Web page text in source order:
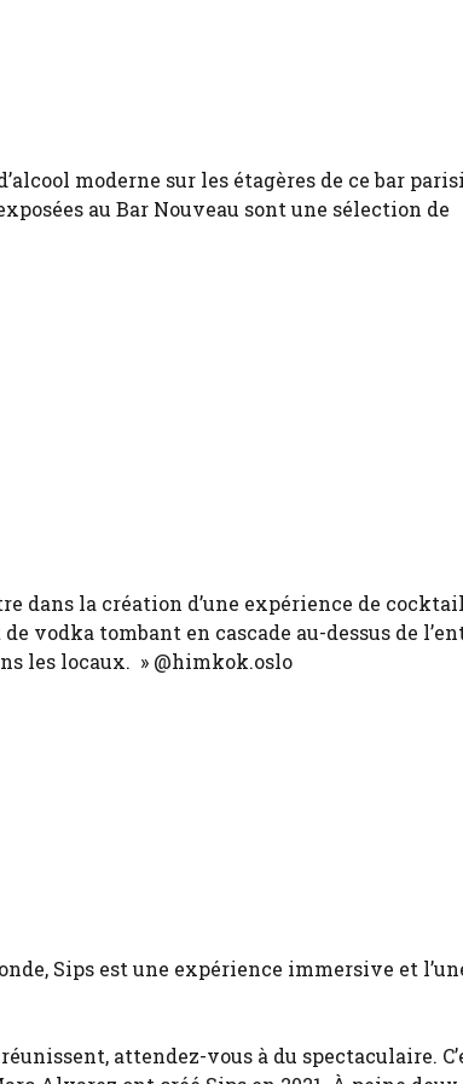
moderne sur les étagères de ce bar
au Bar Nouveau sont une sélection de
dans la création d’une expérience de
vodka tombant en cascade au-dessus de
les locaux. » @himkok.oslo
Sips est une expérience immersive et
attendez-vous à du spectaculaire.